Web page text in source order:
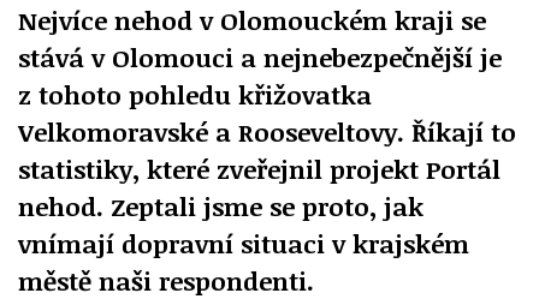
Nejvíce nehod v Olomouckém kraji se
stává v Olomouci a nejnebezpečnější je
z tohoto pohledu křižovatka
Velkomoravské a Rooseveltovy. Říkají to
statistiky, které zveřejnil projekt Portál
nehod. Zeptali jsme se proto, jak
vnímají dopravní situaci v krajském
městě naši respondenti.